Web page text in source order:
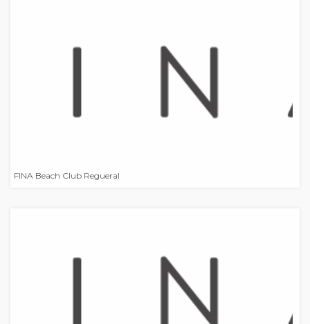
FINA Beach Club Regueral